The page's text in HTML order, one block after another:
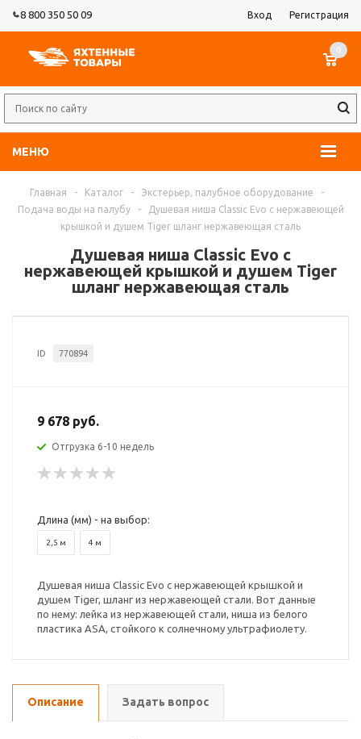
8 800 350 50 09 Вход Регистрация
МЕНЮ
0
Главная - Каталог - Экстерьер, палубное оборудование
-
Подача воды на палубу
-
Душевая ниша Classic Evo с нержавеющей
крышкой и душем Tiger шланг нержавеющая сталь
Душевая ниша Classic Evo с
нержавеющей крышкой и душем Tiger
шланг нержавеющая сталь
ID 770894
9 678 руб.
Отгрузка 6-10 недель
Длина (мм) - на выбор:
2,5 м 4 м
Душевая ниша Classic Evo с нержавеющей крышкой и
душем Tiger, шланг из нержавеющей стали. Вот данные
по нему: лейка из нержавеющей стали, ниша из белого
пластика ASA, стойкого к солнечному ультрафиолету.
Описание Задать вопрос